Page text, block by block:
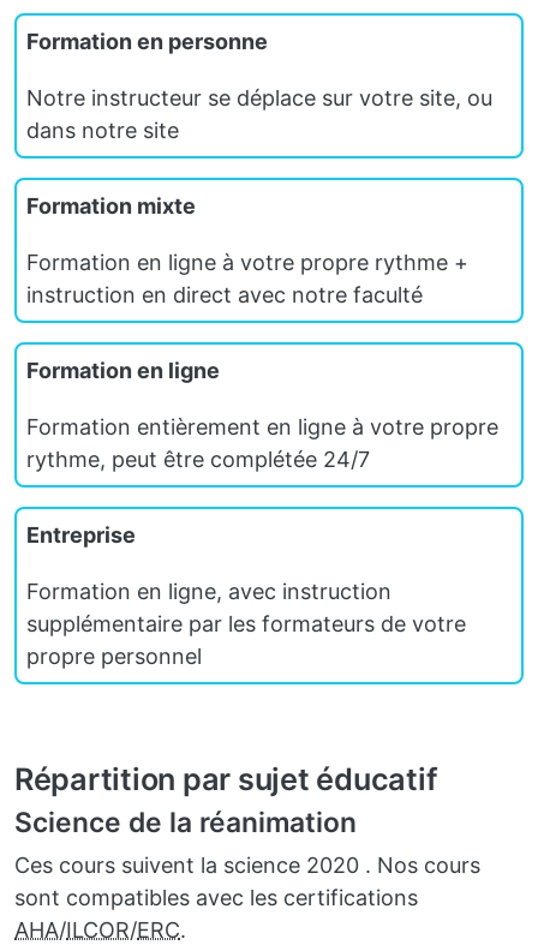
Formation en personne
Notre instructeur se déplace sur votre site, ou
dans notre site
Formation mixte
Formation en ligne à votre propre rythme +
instruction en direct avec notre faculté
Formation en ligne
Formation entièrement en ligne à votre propre
rythme, peut être complétée 24/7
Entreprise
Formation en ligne, avec instruction
supplémentaire par les formateurs de votre
propre personnel
Répartition par sujet éducatif
Science de la réanimation
Ces cours suivent la science 2020 . Nos cours
sont compatibles avec les certifications
AHA/ILCOR/ERC.